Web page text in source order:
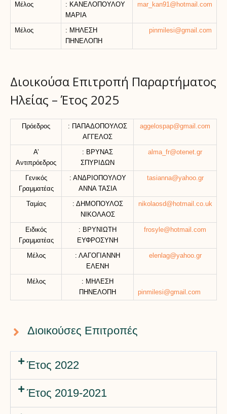
Μέλος
: ΚΑΝΕΛΟΠΟΥΛΟΥ
ΜΑΡΙΑ
mar_kan91@hotmail.com
Μέλος
: ΜΗΛΕΣΗ
ΠΗΝΕΛΟΠΗ
pinmilesi@gmail.com
Διοικούσα Επιτροπή Παραρτήματος
Ηλείας – Έτος 2025
Πρόεδρος
: ΠΑΠΑΔΟΠΟΥΛΟΣ
ΑΓΓΕΛΟΣ
aggelospap@gmail.com
Α’
Αντιπρόεδρος
: ΒΡΥΝΑΣ
ΣΠΥΡΙΔΩΝ
alma_fr@otenet.gr
Γενικός
Γραμματέας
: ΑΝΔΡΙΟΠΟΥΛΟΥ
ΑΝΝΑ ΤΑΣΙΑ
tasianna@yahoo.gr
Ταμίας
: ΔΗΜΟΠΟΥΛΟΣ
ΝΙΚΟΛΑΟΣ
nikolaosd@hotmail.co.uk
Ειδικός
Γραμματέας
: ΒΡΥΝΙΩΤΗ
ΕΥΦΡΟΣΥΝΗ
frosyle@hotmail.com
Μέλος
: ΛΑΓΟΓΙΑΝΝΗ
ΕΛΕΝΗ
elenlag@yahoo.gr
Μέλος
: ΜΗΛΕΣΗ
ΠΗΝΕΛΟΠΗ
pinmilesi@gmail.com
Διοικούσες Επιτροπές
Έτος 2022
Έτος 2019-2021